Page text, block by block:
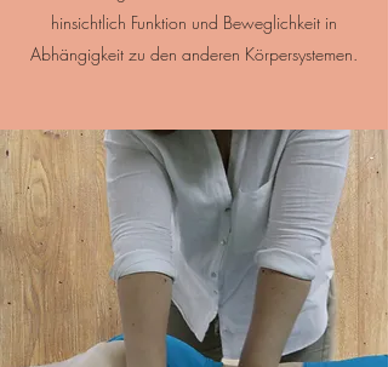
hinsichtlich Funktion und Beweglichkeit in
Abhängigkeit zu den anderen Körpersystemen.